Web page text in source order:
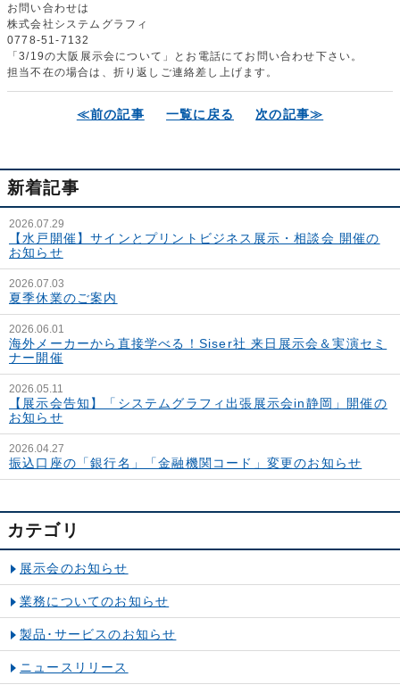
お問い合わせは
株式会社システムグラフィ
0778-51-7132
「3/19の大阪展示会について」とお電話にてお問い合わせ下さい。
担当不在の場合は、折り返しご連絡差し上げます。
≪前の記事 一覧に戻る 次の記事≫
新着記事
2026.07.29
【水戸開催】サインとプリントビジネス展示・相談会 開催の
お知らせ
2026.07.03
夏季休業のご案内
2026.06.01
海外メーカーから直接学べる！Siser社 来日展示会＆実演セミ
ナー開催
2026.05.11
【展示会告知】「システムグラフィ出張展示会in静岡」開催の
お知らせ
2026.04.27
振込口座の「銀行名」「金融機関コード」変更のお知らせ
カテゴリ
展示会のお知らせ
業務についてのお知らせ
製品･サービスのお知らせ
ニュースリリース